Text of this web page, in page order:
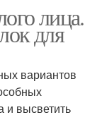
лица.
для
вариантов
и высветить